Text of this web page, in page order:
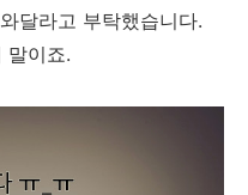
달라고 부탁했습니다.
말이죠.